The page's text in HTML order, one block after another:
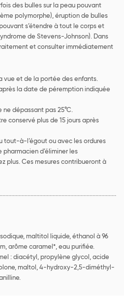
des bulles sur la peau pouvant
polymorphe), éruption de bulles
s’étendre à tout le corps et
de Stevens-Johnson). Dans
et consulter immédiatement
vue et de la portée des enfants.
la date de péremption indiquée
dépassant pas 25°C.
conservé plus de 15 jours après
tout-à-l’égout ou avec les ordures
d’éliminer les
plus. Ces mesures contribueront à
maltitol liquide, éthanol à 96
arôme caramel*, eau purifiée.
: diacétyl, propylène glycol, acide
maltol, 4-hydroxy-2,5-diméthyl-